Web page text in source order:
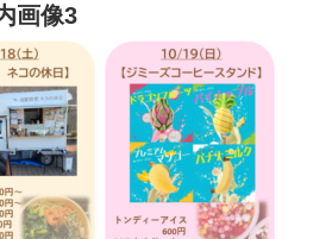
画像3